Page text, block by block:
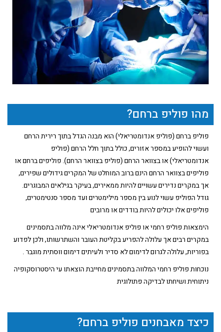
מהו פוליפ ברחם?
פוליפ ברחם (פוליפ אנדומטריאלי) הוא מבנה הגדל בתוך רירית הרחם
ועשוי להופיע במספר אזורים, כולל בתוך חלל הרחם (פוליפ
אנדומטריאלי) או בצוואר הרחם (פוליפ בצוואר הרחם). פוליפים ברחם או
פוליפים בצוואר הרחם הינם ברוב המוחלט של המקרים גידולים שפירים,
אך במקרים נדירים עשויים להיות ממאירים, בעיקר בגילאים המבוגרים.
גודל הפוליפ עשוי לנוע בין מספר מילימטרים ועד מספר סנטימטרים,
פוליפים אלו יכולים להיות בודדים או מרובים
הימצאות פוליפ רחמי או פוליפ אנדומטריאלי אינה מלווה בתסמינים
במקרים רבים אך עלולה להפריע בקליטת העובר והשתרשותו, ולכן לפדוע
בפוריות, עלולה לגרום לדימום לא סדיר ולעיתים דימום ווסתית מוגבר .
נוכחות פוליפ רחמי המלווה בתסמינים מחייבת הוצאתו עי היסטרוסקופיה
ניתוחית ושיחתו לבדיקה פתולוגית
כיצד מאבחנים פוליפ ברחם?